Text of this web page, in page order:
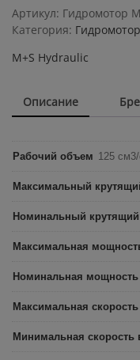
MS
125C
Артикул: Гидромотор
Категория:
M+S Hydraulic
Описание
Рабочий объем 125
Максимальный
Номинальный
Максимальная
Номинальная мощность
Максимальная
Минимальная скорость